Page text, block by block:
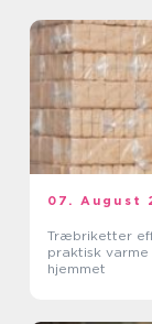
07. August
Træbriketter effektiv og
praktisk varme
hjemmet